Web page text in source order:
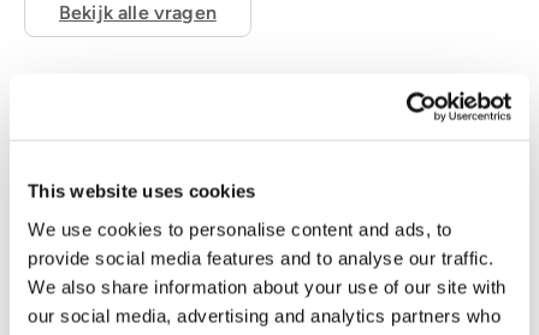
This website uses cookies
We use cookies to personalise content and ads, to
provide social media features and to analyse our traffic.
We also share information about your use of our site with
our social media, advertising and analytics partners who
Bekijk alle vragen
opnieuw opladen. Wil je toch wassen? Koop dan
4.000+
aangesloten winkels
of in onze online shop